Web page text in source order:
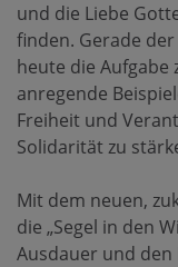
und die Liebe
finden. Gerade
heute die Aufgabe
anregende
Freiheit und
Solidarität zu
Mit dem neuen,
die „Segel in den
Ausdauer und